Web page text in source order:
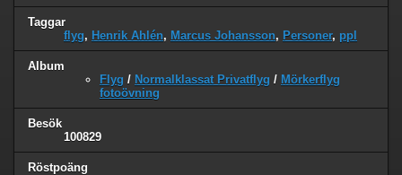
Taggar
flyg, Henrik Ahlén, Marcus Johansson, Personer, ppl
Album
Flyg / Normalklassat Privatflyg / Mörkerflyg
fotoövning
Besök
100829
Röstpoäng